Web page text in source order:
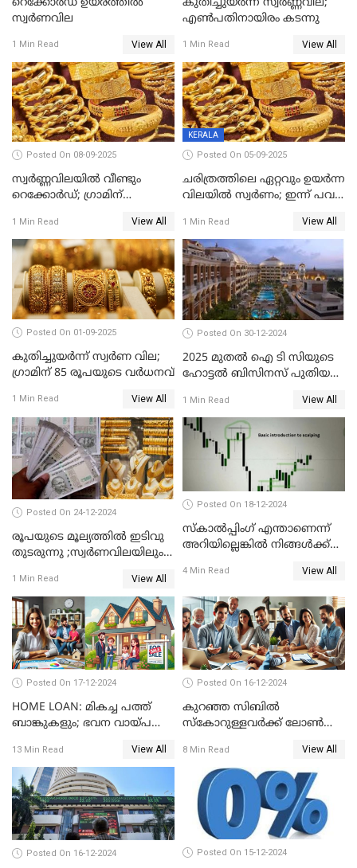
സ്വര്‍ണവില
1 Min Read View All
എണ്‍പതിനായിരം കടന്നു
1 Min Read View All
Posted On 08-09-2025
സ്വർണ്ണവിലയിൽ വീണ്ടും
റെക്കോർഡ്; ഗ്രാമിന്
രൂപ മാത്രം കുറവ്
1 Min Read View All
KERALA
Posted On 05-09-2025
ചരിത്രത്തിലെ ഏറ്റവും ഉയർന്ന
വിലയിൽ സ്വർണം; ഇന്ന് പവന്
1 Min Read View All
Posted On 01-09-2025
കുതിച്ചുയർന്ന് സ്വർണ വില;
ഗ്രാമിന് 85 രൂപയുടെ വർധനവ്
1 Min Read View All
Posted On 30-12-2024
2025 മുതൽ ഐ ടി സിയുടെ
ഹോട്ടൽ ബിസിനസ് പുതിയ
ഉടമകൾ അറിയേണ്ട
കാര്യങ്ങൾ
1 Min Read View All
Posted On 24-12-2024
രൂപയുടെ മൂല്യത്തില്‍ ഇടിവു
തുടരുന്നു ;സ്വര്‍ണവിലയിലും
1 Min Read View All
Posted On 18-12-2024
സ്കാൽപ്പിംഗ് എന്താണെന്ന്
അറിയില്ലെങ്കിൽ നിങ്ങൾക്ക്
4 Min Read View All
Posted On 17-12-2024
HOME LOAN: മികച്ച പത്ത്
ബാങ്കുകളും; ഭവന വായ്പ
13 Min Read View All
Posted On 16-12-2024
കുറഞ്ഞ സിബിൽ
സ്കോറുള്ളവർക്ക് ലോൺ
8 Min Read View All
Posted On 16-12-2024 Posted On 15-12-2024